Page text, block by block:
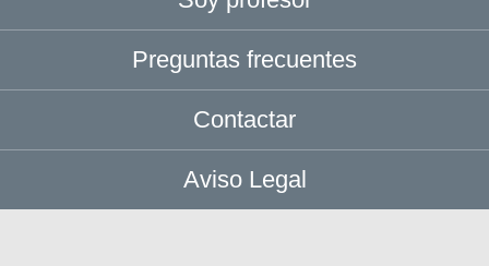
Preguntas frecuentes
Contactar
Aviso Legal